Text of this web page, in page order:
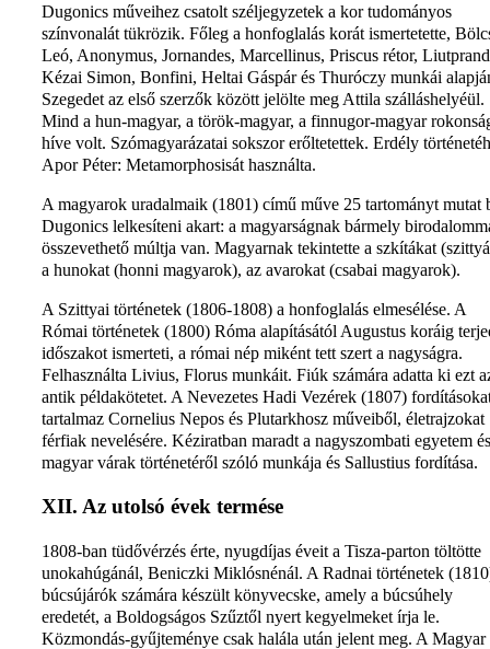
Dugonics műveihez csatolt széljegyzetek a kor tudományos
színvonalát tükrözik. Főleg a honfoglalás korát ismertetette,
Leó, Anonymus, Jornandes, Marcellinus, Priscus rétor,
Kézai Simon, Bonfini, Heltai Gáspár és Thuróczy munkái
Szegedet az első szerzők között jelölte meg Attila szálláshelyéül.
Mind a hun-magyar, a török-magyar, a finnugor-magyar
híve volt. Szómagyarázatai sokszor erőltetettek. Erdély
Apor Péter: Metamorphosisát használta.
A magyarok uradalmaik (1801) című műve 25 tartományt mutat
Dugonics lelkesíteni akart: a magyarságnak bármely
összevethető múltja van. Magyarnak tekintette a szkítákat
a hunokat (honni magyarok), az avarokat (csabai magyarok).
A Szittyai történetek (1806-1808) a honfoglalás elmesélése. A
Római történetek (1800) Róma alapításától Augustus koráig
időszakot ismerteti, a római nép miként tett szert a nagyságra.
Felhasználta Livius, Florus munkáit. Fiúk számára adatta ki ezt
antik példakötetet. A Nevezetes Hadi Vezérek (1807)
tartalmaz Cornelius Nepos és Plutarkhosz műveiből, életrajzokat
férfiak nevelésére. Kéziratban maradt a nagyszombati egyetem
magyar várak történetéről szóló munkája és Sallustius fordítása.
XII. Az utolsó évek termése
1808-ban tüdővérzés érte, nyugdíjas éveit a Tisza-parton töltötte
unokahúgánál, Beniczki Miklósnénál. A Radnai történetek
búcsújárók számára készült könyvecske, amely a búcsúhely
eredetét, a Boldogságos Szűztől nyert kegyelmeket írja le.
Közmondás-gyűjteménye csak halála után jelent meg. A Magyar